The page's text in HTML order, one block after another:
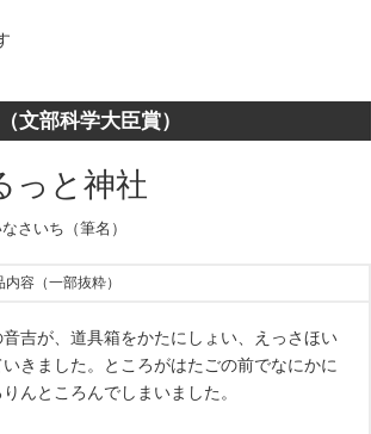
文部科学大臣賞）
っと神社
さいち（筆名）
内容（一部抜粋）
吉が、道具箱をかたにしょい、えっさほい
きました。ところがはたごの前でなにかに
んところんでしまいました。